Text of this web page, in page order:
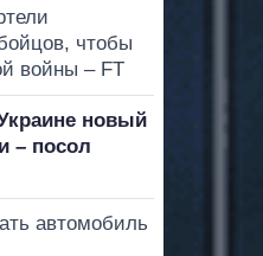
чтобы
войны – FT
новый
– посол
автомобиль